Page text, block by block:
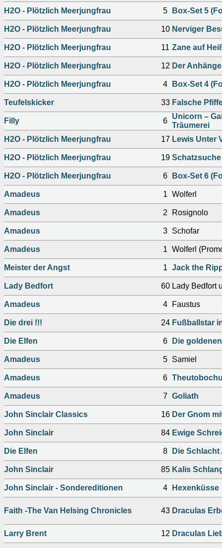
H2O - Plötzlich Meerjungfrau 5 Box-Set 5
H2O - Plötzlich Meerjungfrau 10 Nerviger
H2O - Plötzlich Meerjungfrau 11 Zane auf
H2O - Plötzlich Meerjungfrau 12 Der
H2O - Plötzlich Meerjungfrau 4 Box-Set 4
Teufelskicker 33 Falsche
Filly 6
Unicorn –
Träumerei
H2O - Plötzlich Meerjungfrau
17 Lewis Unter
H2O - Plötzlich Meerjungfrau 19 Schatzsuche
H2O - Plötzlich Meerjungfrau 6 Box-Set 6
Amadeus 1 Wolferl
Amadeus 2 Rosignolo
Amadeus 3 Schofar
Amadeus 1 Wolferl
Meister der Angst 1 Jack the
Lady Bedfort 60 Lady Bedfort
Amadeus 4 Faustus
Die drei !!! 24 Fußballstar
Die Elfen 6 Die
Amadeus 5 Samiel
Amadeus 6
Amadeus 7 Goliath
John Sinclair Classics 16 Der Gnom
John Sinclair 84 Ewige
Die Elfen 8 Die
John Sinclair 85 Kalis
John Sinclair - Sondereditionen 4 Hexenküsse
Faith -The Van Helsing Chronicles 43 Draculas
Larry Brent 12 Draculas